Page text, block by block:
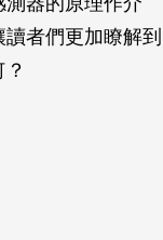
者們更加瞭解到